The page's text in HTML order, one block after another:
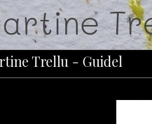
Trellu - Guidel